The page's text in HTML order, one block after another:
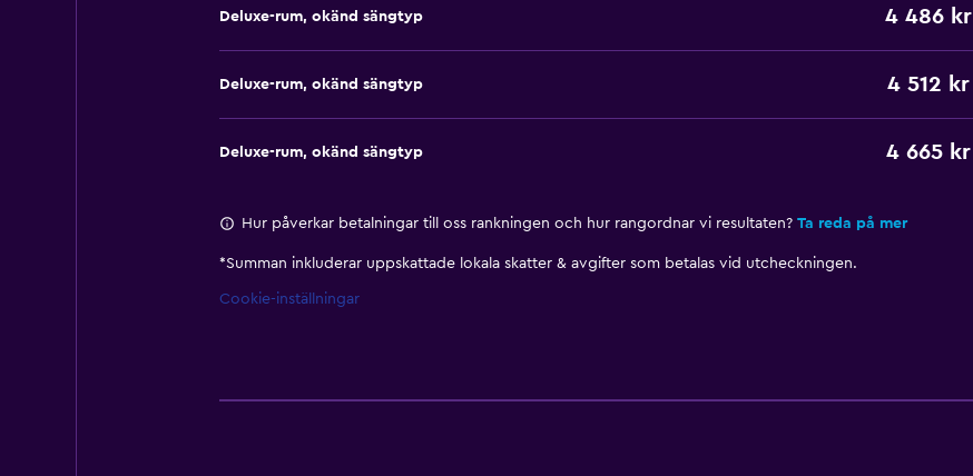
Deluxe-rum, okänd sängtyp 4 486 kr
Deluxe-rum, okänd sängtyp 4 512 kr
Deluxe-rum, okänd sängtyp 4 665 kr
Hur påverkar betalningar till oss rankningen och hur rangordnar vi resultaten? Ta reda på mer
*Summan inkluderar uppskattade lokala skatter & avgifter som betalas vid utcheckningen.
Cookie-inställningar